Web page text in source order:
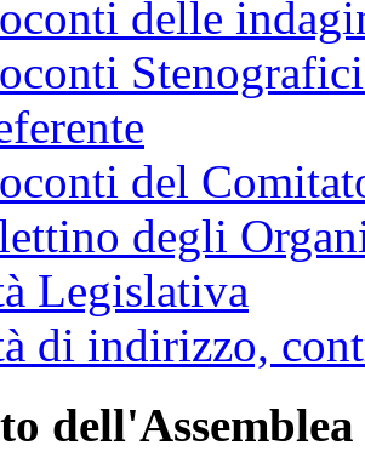
delle
del
degli
Legislativa
di indirizzo,
dell'Assemblea